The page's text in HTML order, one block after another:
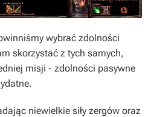
wybrać zdolności
skorzystać z tych samych,
misji - zdolności pasywne
niewielkie siły zergów oraz